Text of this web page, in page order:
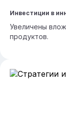
Инвестиции в
Увеличены
продуктов.